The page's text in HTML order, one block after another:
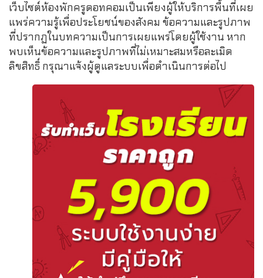
เว็บไซต์ห้องพักครูดอทคอมเป็นเพียงผู้ให้บริการพื้นที่เผย
แพร่ความรู้เพื่อประโยชน์ของสังคม ข้อความและรูปภาพ
ที่ปรากฏในบทความเป็นการเผยแพร่โดยผู้ใช้งาน หาก
พบเห็นข้อความและรูปภาพที่ไม่เหมาะสมหรือละเมิด
ลิขสิทธิ์ กรุณาแจ้งผู้ดูแลระบบเพื่อดำเนินการต่อไป